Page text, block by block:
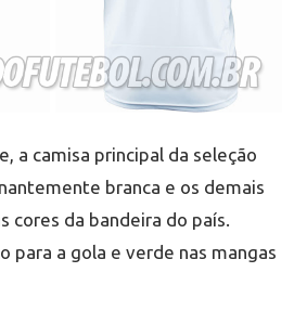
a camisa principal da seleção
branca e os demais
cores da bandeira do país.
para a gola e verde nas mangas